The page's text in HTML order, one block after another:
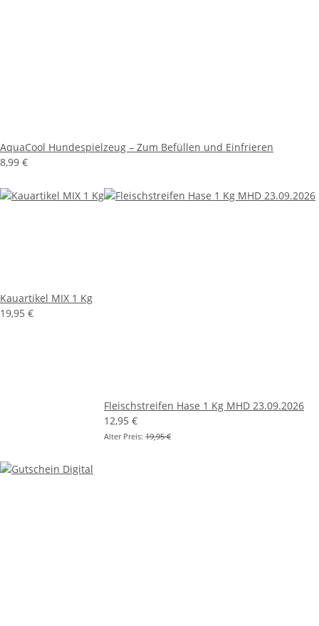
AquaCool Hundespielzeug – Zum Befüllen und Einfrieren
8,99 €
Kauartikel MIX 1 Kg
19,95 €
Fleischstreifen Hase 1 Kg MHD 23.09.2026
12,95 €
Alter Preis: 19,95 €